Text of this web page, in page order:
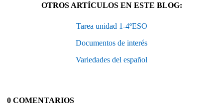
OTROS ARTÍCULOS EN ESTE BLOG:
Tarea unidad 1-4ºESO
Documentos de interés
Variedades del español
0 COMENTARIOS